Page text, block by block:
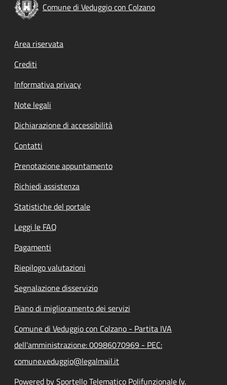
Comune di Veduggio con Colzano
Footer menu
Area riservata
Crediti
Informativa privacy
Note legali
Dichiarazione di accessibilità
Contatti
Prenotazione appuntamento
Richiedi assistenza
Statistiche del portale
Leggi le FAQ
Pagamenti
Riepilogo valutazioni
Segnalazione disservizio
Piano di miglioramento dei servizi
Comune di Veduggio con Colzano - Partita IVA
dell'amministrazione: 00986070969 - PEC:
comune.veduggio@legalmail.it
Powered by Sportello Telematico Polifunzionale (v.